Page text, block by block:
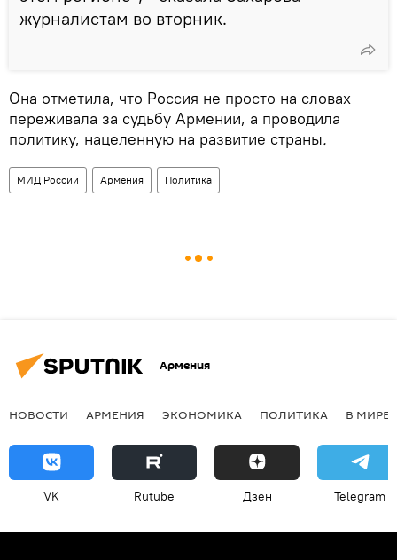
журналистам во вторник.
Она отметила, что Россия не просто на словах
переживала за судьбу Армении, а проводила
политику, нацеленную на развитие страны.
МИД России Армения Политика
Армения
НОВОСТИ АРМЕНИЯ ЭКОНОМИКА ПОЛИТИКА В МИРЕ
VK Rutube Дзен Telegram